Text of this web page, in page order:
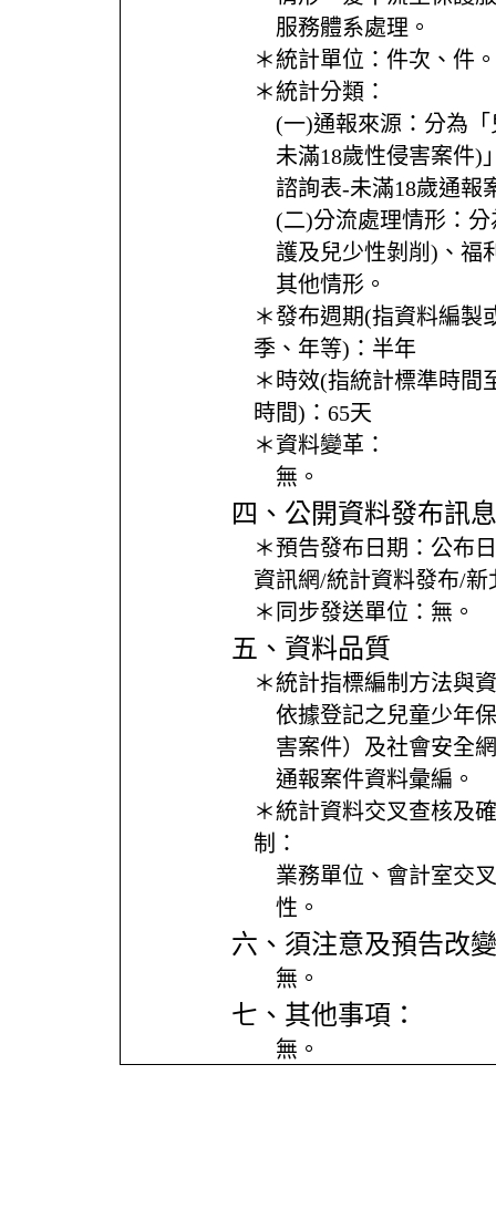
服務體系處理。
＊統計單位： 件次、件。
＊統計分類：
(一)通報來源：分為
未滿18歲性侵害案件)
諮詢表-未滿18歲通報
(二)分流處理情形：
護及兒少性剝削)、福
其他情形。
＊發布週期(指資料編製
季、年等)： 半年
＊時效(指統計標準時間
時間)： 65天
＊資料變革：
無。
四、公開資料發布訊息
＊預告發布日期： 公布
資訊網/統計資料發布/
＊同步發送單位： 無。
五、資料品質
＊統計指標編制方法與
依據登記之兒童少年
害案件）及社會安全
通報案件資料彙編。
＊統計資料交叉查核及
制：
業務單位、會計室交
性。
六、須注意及預告改
無。
七、其他事項：
無。